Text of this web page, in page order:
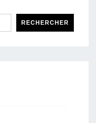
RECHERCHER